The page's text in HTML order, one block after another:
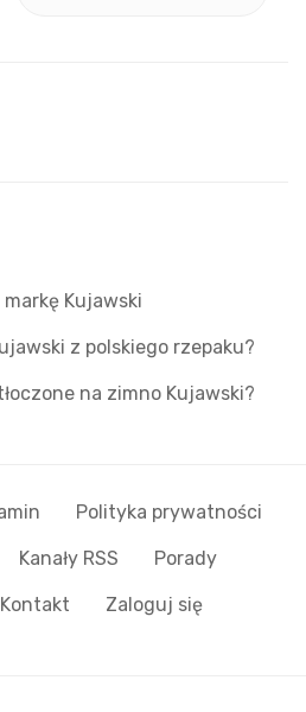
Kujawski
z polskiego rzepaku?
na zimno Kujawski?
Polityka prywatności
Kanały RSS Porady
Kontakt Zaloguj się